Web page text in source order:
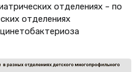
отделениях – по
отделениях